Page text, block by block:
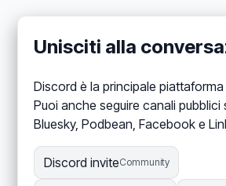
Unisciti alla
Discord è la principale
Puoi anche seguire canali pubblici
Bluesky, Podbean, Facebook e
Discord inviteCommunity